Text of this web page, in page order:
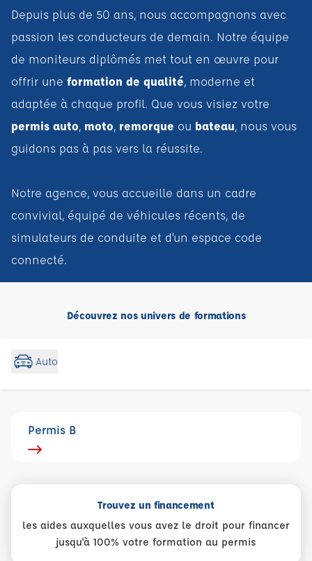
Depuis plus de 50 ans, nous accompagnons avec
passion les conducteurs de demain. Notre équipe
de moniteurs diplômés met tout en œuvre pour
offrir une formation de qualité, moderne et
adaptée à chaque profil. Que vous visiez votre
permis auto, moto, remorque ou bateau, nous vous
guidons pas à pas vers la réussite.
Notre agence, vous accueille dans un cadre
convivial, équipé de véhicules récents, de
simulateurs de conduite et d’un espace code
connecté.
Découvrez nos univers de formations
Auto
Permis B
Trouvez un financement
les aides auxquelles vous avez le droit pour financer
jusqu'à 100% votre formation au permis